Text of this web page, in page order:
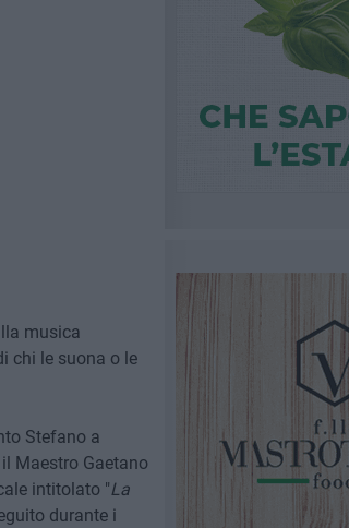
musica
chi le suona o le
Stefano a
Maestro Gaetano
intitolato "La
durante i